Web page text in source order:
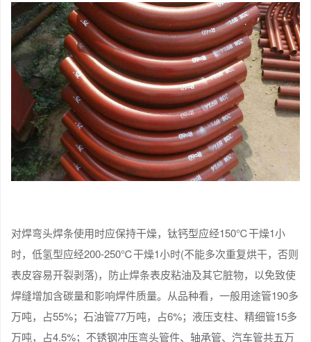
对焊弯头焊条使用时应保持干燥，钛钙型应经150℃干燥1小
时，低氢型应经200-250℃干燥1小时(不能多次重复烘干，否则
表皮容易开裂剥落)，防止焊条表皮粘油及其它脏物，以免致使
焊缝增加含碳量和影响焊件质量。从品种看，一般用途管190多
万吨，占55%；石油管77万吨，占6%；液压支柱、精细管15多
万吨，占4.5%；不锈钢冲压弯头管件、轴承管、汽车管共五万